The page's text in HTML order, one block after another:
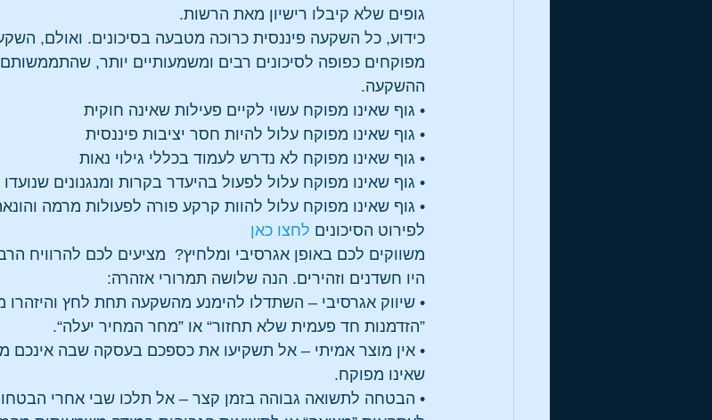
גופים שלא קיבלו רישיון מאת הרשות.
כידוע, כל השקעה פיננסית כרוכה מטבעה בסיכונים. ואולם,
מפוקחים כפופה לסיכונים רבים ומשמעותיים יותר,
ההשקעה.
• גוף שאינו מפוקח עשוי לקיים פעילות שאינה חוקית
• גוף שאינו מפוקח עלול להיות חסר יציבות פיננסית
• גוף שאינו מפוקח לא נדרש לעמוד בכללי גילוי נאות
• גוף שאינו מפוקח עלול לפעול בהיעדר בקרות ומנגנונים
• גוף שאינו מפוקח עלול להוות קרקע פורה לפעולות מרמה
לפירוט הסיכונים לחצו כאן
משווקים לכם באופן אגרסיבי ומלחיץ?  מציעים לכם להרוויח
היו חשדנים וזהירים. הנה שלושה תמרורי אזהרה:
• שיווק אגרסיבי – השתדלו להימנע מהשקעה תחת לחץ והיזהרו
”הזדמנות חד פעמית שלא תחזור“ או ”מחר המחיר יעלה“.
• אין מוצר אמיתי – אל תשקיעו את כספכם בעסקה שבה אינכם
שאינו מפוקח.
• הבטחה לתשואה גבוהה בזמן קצר – אל תלכו שבי אחרי